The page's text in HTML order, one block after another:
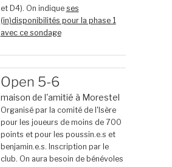
et D4). On indique ses
(in)disponibilités pour la phase 1
avec ce sondage
Open 5-6
maison de l'amitié à Morestel
Organisé par la comité de l'Isère
pour les joueurs de moins de 700
points et pour les poussin.e.s et
benjamin.e.s. Inscription par le
club. On aura besoin de bénévoles